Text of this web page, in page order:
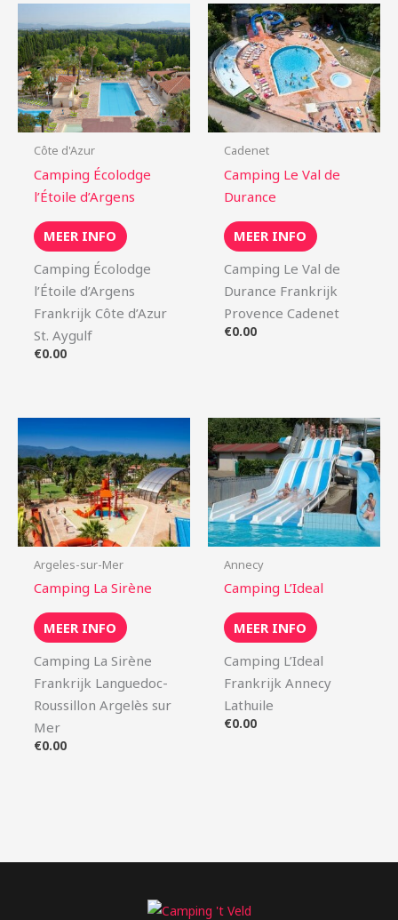
Côte d'Azur
Camping Écolodge
l’Étoile d’Argens
MEER INFO
Camping Écolodge
l’Étoile d’Argens
Frankrijk Côte d’Azur
St. Aygulf
€0.00
Cadenet
Camping Le Val de
Durance
MEER INFO
Camping Le Val de
Durance Frankrijk
Provence Cadenet
€0.00
Argeles-sur-Mer
Camping La Sirène
MEER INFO
Camping La Sirène
Frankrijk Languedoc-
Roussillon Argelès sur
Mer
€0.00
Annecy
Camping L’Ideal
MEER INFO
Camping L’Ideal
Frankrijk Annecy
Lathuile
€0.00